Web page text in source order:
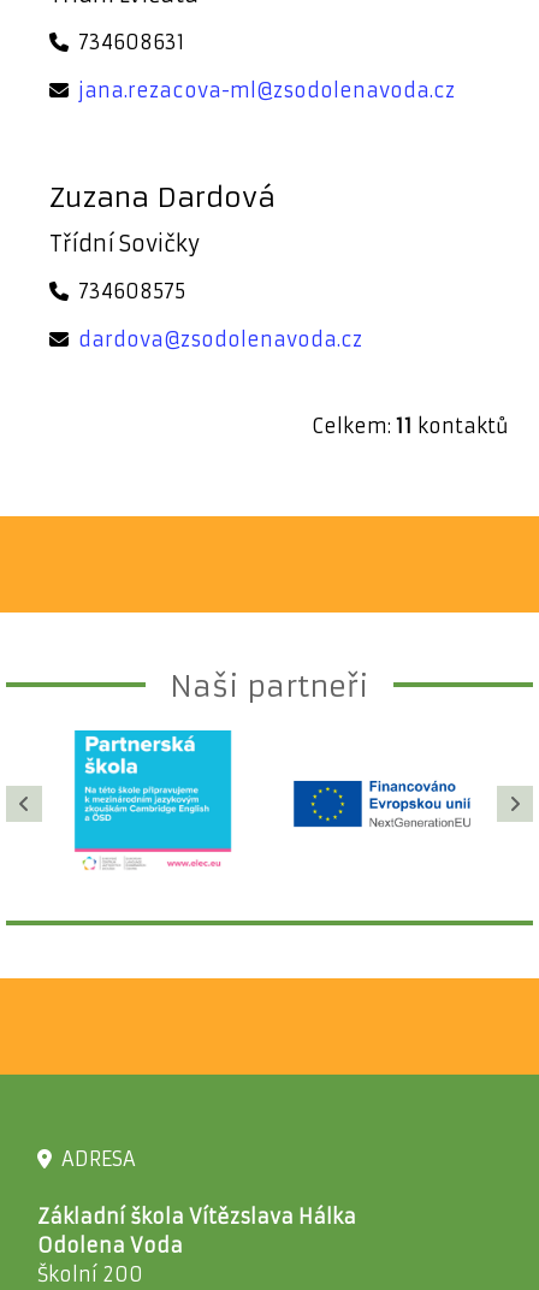
734608631
jana.rezacova-ml@zsodolenavoda.cz
Zuzana Dardová
Třídní Sovičky
734608575
dardova@zsodolenavoda.cz
Celkem: 11 kontaktů
Naši partneři
ADRESA
Základní škola Vítězslava Hálka
Odolena Voda
Školní 200